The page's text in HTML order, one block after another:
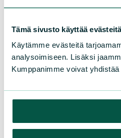
Tämä sivusto käyttää
Käytämme evästeitä
analysoimiseen. Lisäksi
Kumppanimme voivat